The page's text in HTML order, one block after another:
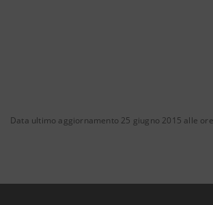
Data ultimo aggiornamento 25 giugno 2015 alle